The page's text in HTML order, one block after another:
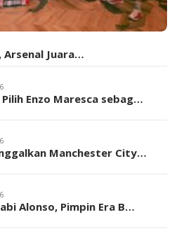
Arsenal Juara…
Enzo Maresca sebag…
Manchester City…
Alonso, Pimpin Era B…